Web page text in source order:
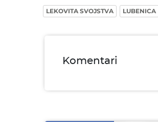
LEKOVITA SVOJSTVA LUBENICA
Komentari